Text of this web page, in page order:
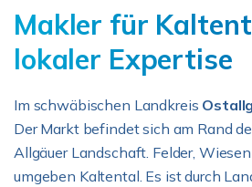
Makler für
lokaler Expertise
Im schwäbischen Landkreis
Der Markt befindet sich am Rand
Allgäuer Landschaft. Felder,
umgeben Kaltental. Es ist durch